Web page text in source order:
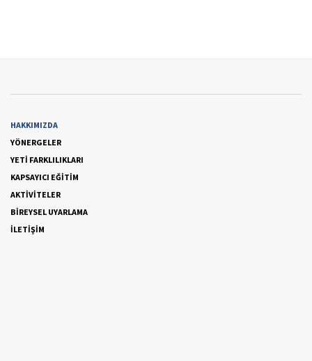
HAKKIMIZDA
YÖNERGELER
YETİ FARKLILIKLARI
KAPSAYICI EĞİTİM
AKTİVİTELER
BİREYSEL UYARLAMA
İLETİŞİM